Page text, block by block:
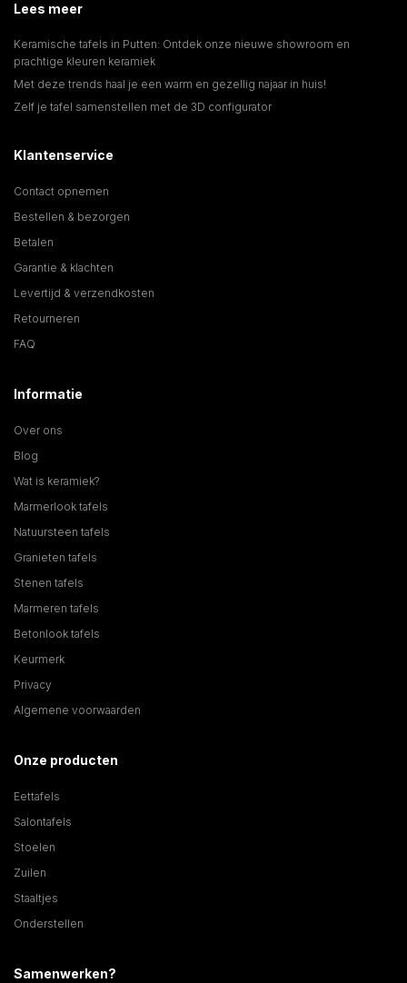
Lees meer
Keramische tafels in Putten: Ontdek onze nieuwe showroom en
prachtige kleuren keramiek
Met deze trends haal je een warm en gezellig najaar in huis!
Zelf je tafel samenstellen met de 3D configurator
Klantenservice
Contact opnemen
Bestellen & bezorgen
Betalen
Garantie & klachten
Levertijd & verzendkosten
Retourneren
FAQ
Informatie
Over ons
Blog
Wat is keramiek?
Marmerlook tafels
Natuursteen tafels
Granieten tafels
Stenen tafels
Marmeren tafels
Betonlook tafels
Keurmerk
Privacy
Algemene voorwaarden
Onze producten
Eettafels
Salontafels
Stoelen
Zuilen
Staaltjes
Onderstellen
Samenwerken?